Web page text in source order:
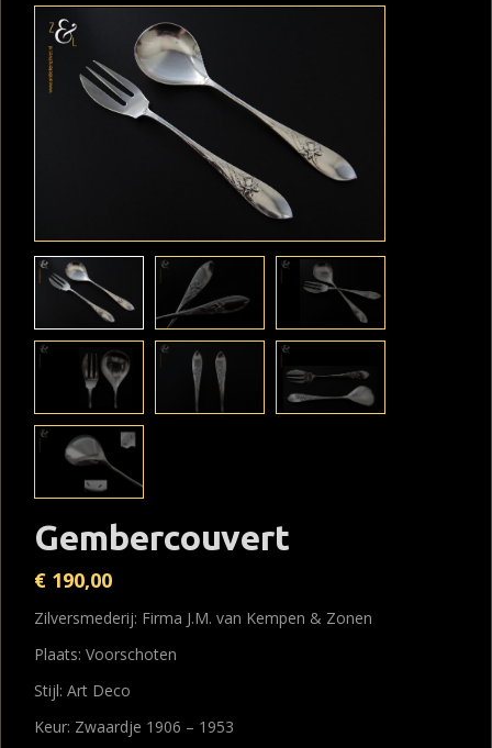
Gembercouvert
€ 190,00
Zilversmederij: Firma J.M. van Kempen & Zonen
Plaats: Voorschoten
Stijl: Art Deco
Keur: Zwaardje 1906 – 1953